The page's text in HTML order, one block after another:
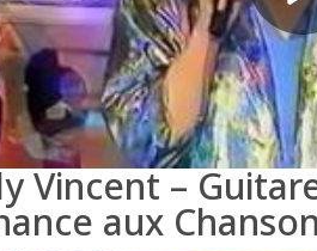
Vincent –
aux